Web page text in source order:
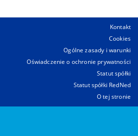
Kontakt
Cookies
Ogólne zasady i warunki
Oświadczenie o ochronie prywatności
Statut spółki
Statut spółki RedNed
O tej stronie